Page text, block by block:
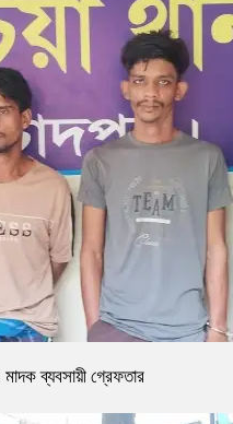
ব্যবসায়ী গ্রেফতার